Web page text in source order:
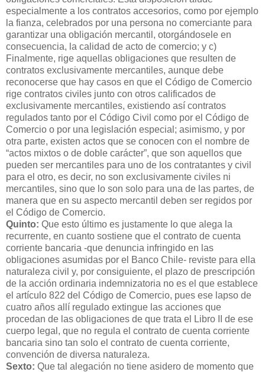
especialmente a los contratos accesorios, como por ejemplo
la fianza, celebrados por una persona no comerciante para
garantizar una obligación mercantil, otorgándosele en
consecuencia, la calidad de acto de comercio; y c)
Finalmente, rige aquellas obligaciones que resulten de
contratos exclusivamente mercantiles, aunque debe
reconocerse que hay casos en que el Código de Comercio
rige contratos civiles junto con otros calificados de
exclusivamente mercantiles, existiendo así contratos
regulados tanto por el Código Civil como por el Código de
Comercio o por una legislación especial; asimismo, y por
otra parte, existen actos que se conocen con el nombre de
“actos mixtos o de doble carácter”, que son aquellos que
pueden ser mercantiles para uno de los contratantes y civil
para el otro, es decir, no son exclusivamente civiles ni
mercantiles, sino que lo son solo para una de las partes, de
manera que en su aspecto mercantil deben ser regidos por
el Código de Comercio.
Quinto: Que esto último es justamente lo que alega la
recurrente, en cuanto sostiene que el contrato de cuenta
corriente bancaria -que denuncia infringido en las
obligaciones asumidas por el Banco Chile- reviste para ella
naturaleza civil y, por consiguiente, el plazo de prescripción
de la acción ordinaria indemnizatoria no es el que establece
el artículo 822 del Código de Comercio, pues ese lapso de
cuatro años allí regulado extingue las acciones que
procedan de las obligaciones de que trata el Libro II de ese
cuerpo legal, que no regula el contrato de cuenta corriente
bancaria sino tan solo el contrato de cuenta corriente,
convención de diversa naturaleza.
Sexto: Que tal alegación no tiene asidero de momento que